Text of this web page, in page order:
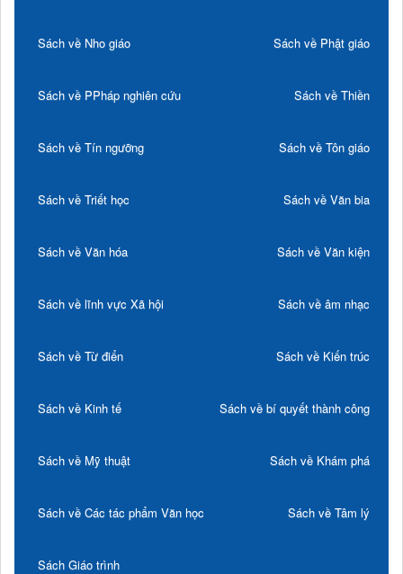
Sách về Nho giáo Sách về Phật giáo
Sách về PPháp nghiên cứu Sách về Thiền
Sách về Tín ngưỡng Sách về Tôn giáo
Sách về Triết học Sách về Văn bia
Sách về Văn hóa Sách về Văn kiện
Sách về lĩnh vực Xã hội Sách về âm nhạc
Sách về Từ điển Sách về Kiến trúc
Sách về Kinh tế Sách về bí quyết thành công
Sách về Mỹ thuật Sách về Khám phá
Sách về Các tác phẩm Văn học Sách về Tâm lý
Sách Giáo trình